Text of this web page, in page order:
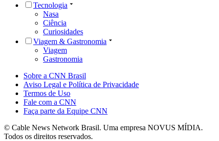
Tecnologia
Nasa
Ciência
Curiosidades
Viagem & Gastronomia
Viagem
Gastronomia
Sobre a CNN Brasil
Aviso Legal e Política de Privacidade
Termos de Uso
Fale com a CNN
Faça parte da Equipe CNN
© Cable News Network Brasil. Uma empresa NOVUS MÍDIA.
Todos os direitos reservados.